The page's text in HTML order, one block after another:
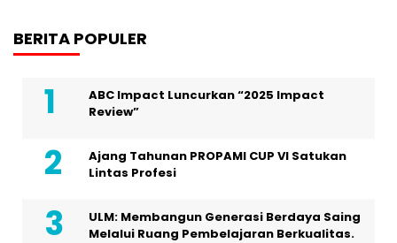
BERITA POPULER
ABC Impact Luncurkan “2025 Impact
Review”
Ajang Tahunan PROPAMI CUP VI Satukan
Lintas Profesi
ULM: Membangun Generasi Berdaya Saing
Melalui Ruang Pembelajaran Berkualitas.